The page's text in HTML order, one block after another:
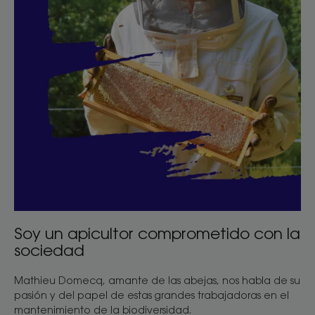
Soy un apicultor comprometido con la
sociedad
Mathieu Domecq, amante de las abejas, nos habla de su
pasión y del papel de estas grandes trabajadoras en el
mantenimiento de la biodiversidad.